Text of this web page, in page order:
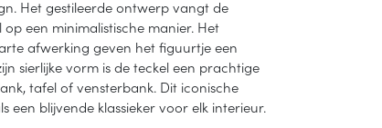
Het gestileerde ontwerp vangt de
een minimalistische manier. Het
afwerking geven het figuurtje een
sierlijke vorm is de teckel een prachtige
tafel of vensterbank. Dit iconische
een blijvende klassieker voor elk interieur.